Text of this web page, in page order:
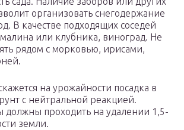
организовать снегодержание
В качестве подходящих соседей
или клубника, виноград. Не
рядом с морковью, ирисами,
на урожайности посадка в
с нейтральной реакцией.
должны проходить на удалении 1,5-
земли.